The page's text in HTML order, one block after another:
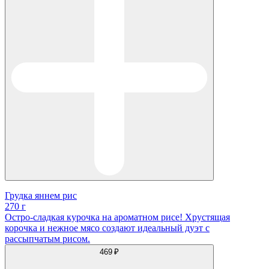
Грудка яннем рис
270 г
Остро-сладкая курочка на ароматном рисе! Хрустящая
корочка и нежное мясо создают идеальный дуэт с
рассыпчатым рисом.
469 ₽